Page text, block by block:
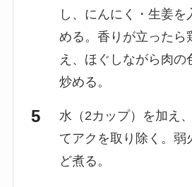
し、にんにく・生姜を
める。香りが立ったら
え、ほぐしながら肉の
炒める。
水（2カップ）を加え
てアクを取り除く。弱
ど煮る。